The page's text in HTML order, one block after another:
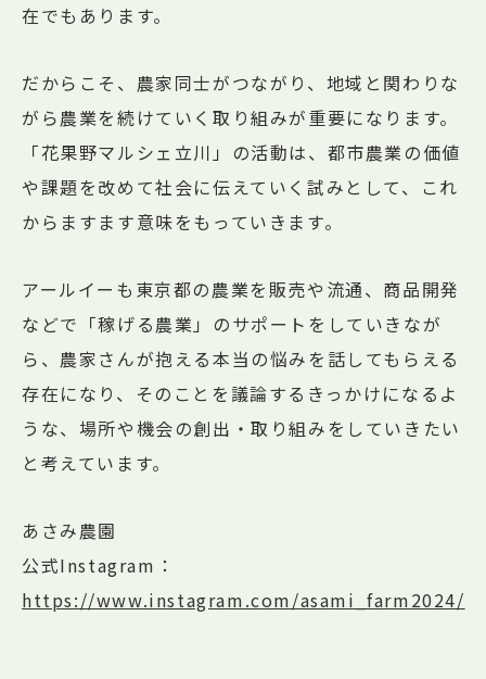
在でもあります。
だからこそ、農家同士がつながり、地域と関わりな
がら農業を続けていく取り組みが重要になります。
「花果野マルシェ立川」の活動は、都市農業の価値
や課題を改めて社会に伝えていく試みとして、これ
からますます意味をもっていきます。
アールイーも東京都の農業を販売や流通、商品開発
などで「稼げる農業」のサポートをしていきなが
ら、農家さんが抱える本当の悩みを話してもらえる
存在になり、そのことを議論するきっかけになるよ
うな、場所や機会の創出・取り組みをしていきたい
と考えています。
あさみ農園
公式Instagram：
https://www.instagram.com/asami_farm2024/